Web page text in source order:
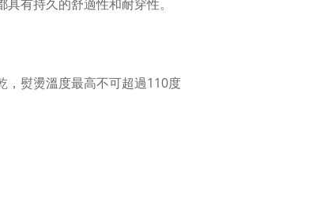
有持久的舒適性和耐穿性。
，熨燙溫度最高不可超過110度